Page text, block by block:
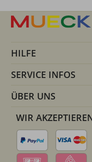
HILFE
SERVICE INFOS
ÜBER UNS
WIR